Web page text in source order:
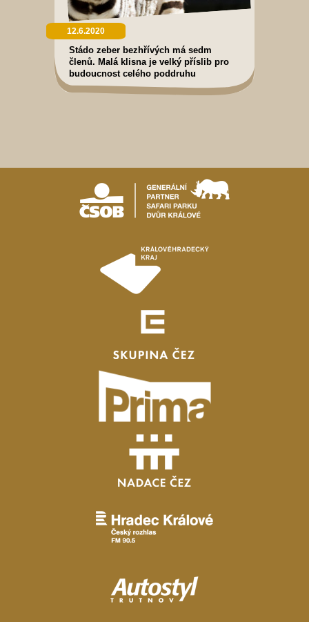
12.6.2020
Stádo zeber bezhřívých má sedm
členů. Malá klisna je velký příslib pro
budoucnost celého poddruhu